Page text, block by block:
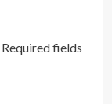
Required fields